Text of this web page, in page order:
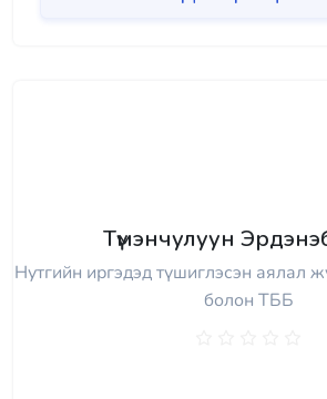
Түмэнчулуун
Нутгийн иргэдэд түшиглэсэн аялал
болон ТББ